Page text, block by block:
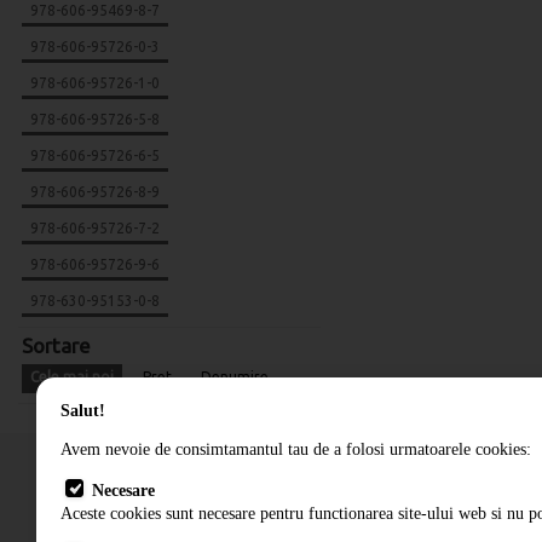
978-606-95469-8-7
978-606-95726-0-3
978-606-95726-1-0
978-606-95726-5-8
978-606-95726-6-5
978-606-95726-8-9
978-606-95726-7-2
978-606-95726-9-6
978-630-95153-0-8
Sortare
Cele mai noi Pret Denumire
Salut!
Avem nevoie de consimtamantul tau de a folosi urmatoarele cookies:
Necesare
Aceste cookies sunt necesare pentru functionarea site-ului web si nu